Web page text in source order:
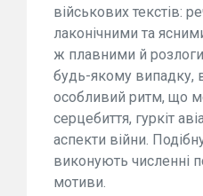
військових текстів:
лаконічними та
ж плавними й
будь-якому випадку,
особливий ритм, що
серцебиття, гуркіт
аспекти війни.
виконують численні
мотиви.